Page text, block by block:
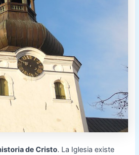
de Cristo. La Iglesia existe